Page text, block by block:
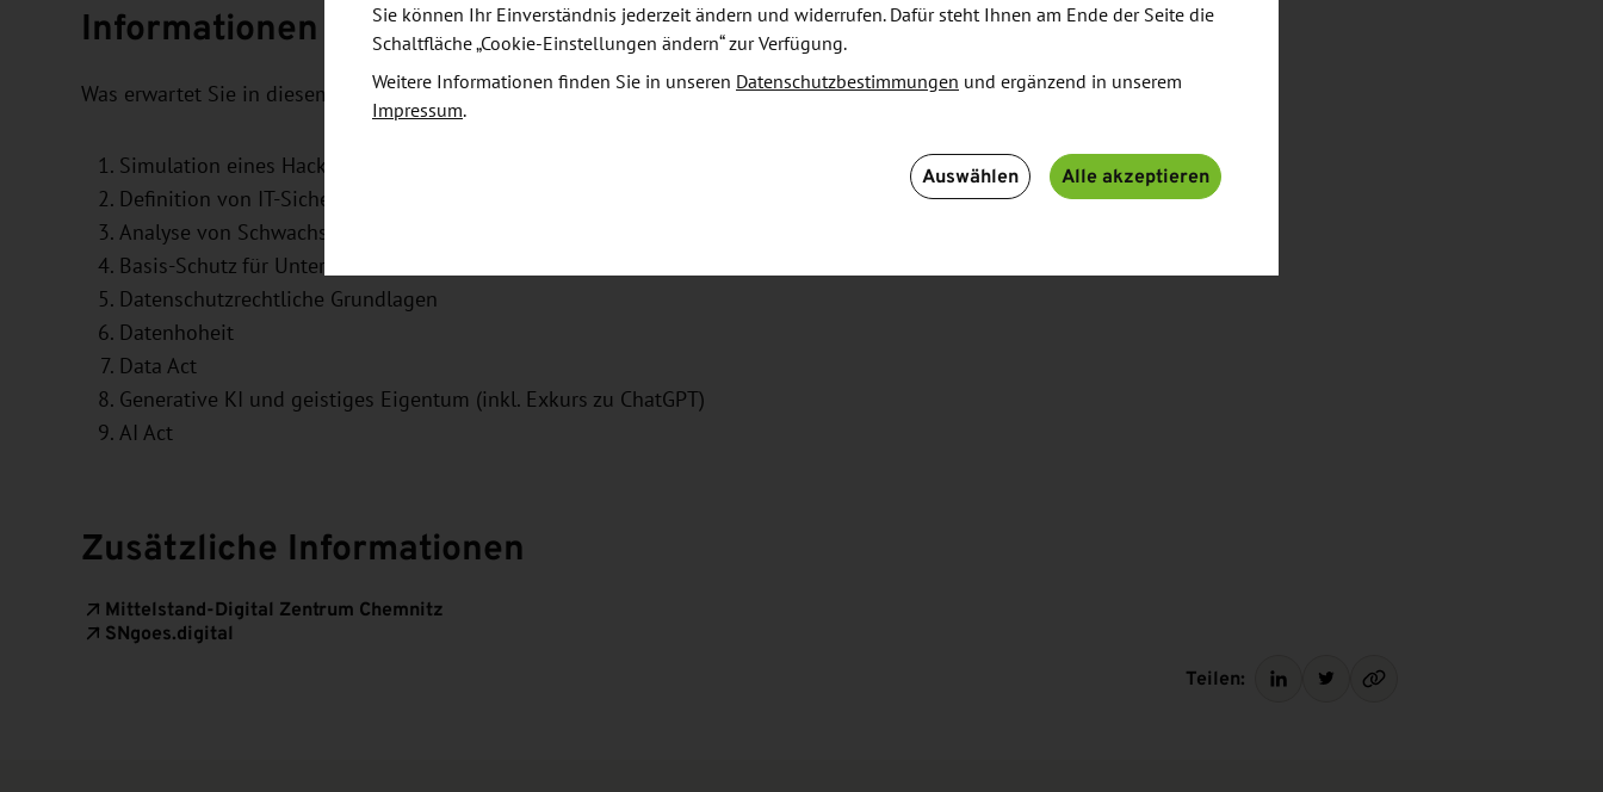
Informationen und Zielsetzung
Was erwartet Sie in diesem Tagesworkshop?
Simulation eines Hacker-Angriffes
Definition von IT-Sicherheitsmaßnahmen
Analyse von Schwachstellen in Netzwerken
Basis-Schutz für Unternehmen
Datenschutzrechtliche Grundlagen
Datenhoheit
Data Act
Generative KI und geistiges Eigentum (inkl. Exkurs zu ChatGPT)
AI Act
Zusätzliche Informationen
Mittelstand-Digital Zentrum Chemnitz
SNgoes.digital
Teilen:
Sie können Ihr Einverständnis jederzeit ändern und widerrufen. Dafür steht Ihnen am Ende der Seite die
Schaltfläche „Cookie-Einstellungen ändern“ zur Verfügung.
Weitere Informationen finden Sie in unseren Datenschutzbestimmungen und ergänzend in unserem
Impressum.
Auswählen Alle akzeptieren